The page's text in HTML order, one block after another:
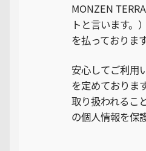
MONZEN
トと言います。
を払っております
安心してご利用
を定めておりま
取り扱われるこ
の個人情報を保